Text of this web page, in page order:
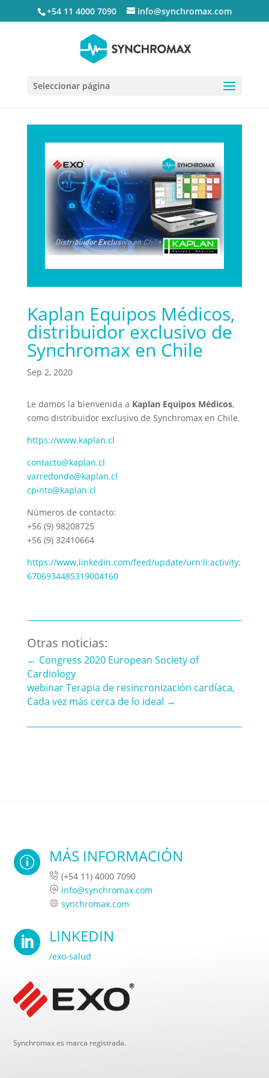
+54 11 4000 7090 info@synchromax.com
Seleccionar página
Kaplan Equipos Médicos,
distribuidor exclusivo de
Synchromax en Chile
Sep 2, 2020
Le damos la bienvenida a Kaplan Equipos Médicos,
como distribuidor exclusivo de Synchromax en Chile.
https://www.kaplan.cl
contacto@kaplan.cl
varredondo@kaplan.cl
cpinto@kaplan.cl
Números de contacto:
+56 (9) 98208725
+56 (9) 32410664
https://www.linkedin.com/feed/update/urn:li:activity:
6706934485319004160
Otras noticias:
← Congress 2020 European Society of
Cardiology
webinar Terapia de resincronización cardíaca,
Cada vez más cerca de lo ideal →
p MÁS INFORMACIÓN
(+54 11) 4000 7090
info@synchromax.com
synchromax.com
 LINKEDIN
/exo-salud
Synchromax es marca registrada.